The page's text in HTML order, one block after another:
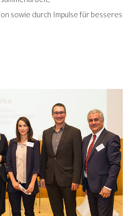
sowie durch Impulse für besseres